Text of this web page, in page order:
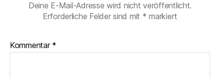
Deine E-Mail-Adresse wird nicht veröffentlicht.
Erforderliche Felder sind mit * markiert
Kommentar *